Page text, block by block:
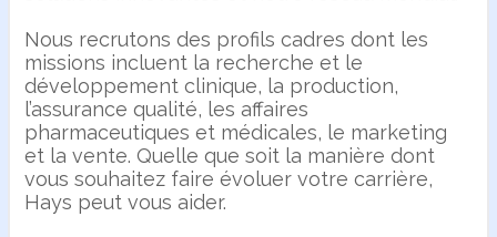
Nous recrutons des profils cadres dont les
missions incluent la recherche et le
développement clinique, la production,
l’assurance qualité, les affaires
pharmaceutiques et médicales, le marketing
et la vente. Quelle que soit la manière dont
vous souhaitez faire évoluer votre carrière,
Hays peut vous aider.